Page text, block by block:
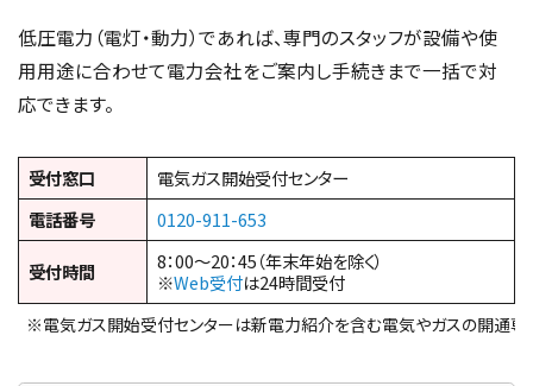
低圧電力（電灯・動力）であれば、専門のスタッフが設備や使
用用途に合わせて電力会社をご案内し手続きまで一括で対
応できます。
受付窓口
電気ガス開始受付センター
電話番号
0120-911-653
受付時間
8：00～20：45（年末年始を除く）
※Web受付は24時間受付
※電気ガス開始受付センターは新電力紹介を含む電気やガスの開通専